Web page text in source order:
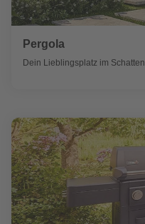
Pergola
Dein Lieblingsplatz im Schatten